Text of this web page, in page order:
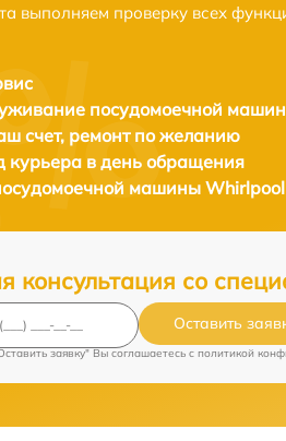
выполняем проверку всех
посудомоечной
счет, ремонт по желанию
курьера в день обращения
машины
консультация со
Оставить
заявку" Вы соглашаетесь c политикой